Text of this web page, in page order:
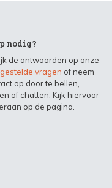
nodig?
de antwoorden op onze
vragen of neem
op door te bellen,
of chatten. Kijk hiervoor
op de pagina.